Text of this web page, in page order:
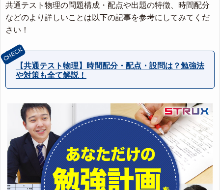
共通テスト物理の問題構成・配点や出題の特徴、時間配分
などのより詳しいことは以下の記事を参考にしてみてくだ
さい！
【共通テスト物理】時間配分・配点・設問は？勉強法
や対策も全て解説！